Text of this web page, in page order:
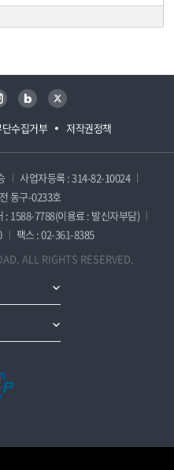
수집거부 저작권정책
블로그 트위터
사업자등록 : 314-82-10024
동구-0233호
: 1588-7788(이용료 : 발신자부담)
팩스 : 02-361-8385
ALL RIGHTS RESERVED.